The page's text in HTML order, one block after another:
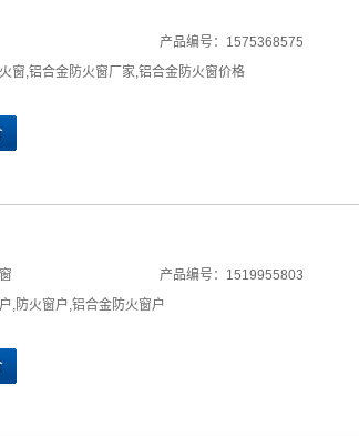
产品编号：1575368575
窗,铝合金防火窗厂家,铝合金防火窗价格
产品编号：1519955803
,防火窗户 ,铝合金防火窗户